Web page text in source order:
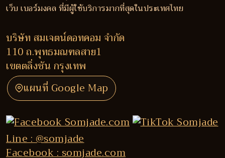
เว็บ เบอร์มงคล ที่มีผู้ใช้บริการมากที่สุดในประเทศไทย
บริษัท สมเจตน์ดอทคอม จำกัด
110 ถ.พุทธมณฑลสาย1
เขตตลิ่งชัน กรุงเทพ
แผนที่ Google Map
Line : @somjade
Facebook : somjade.com